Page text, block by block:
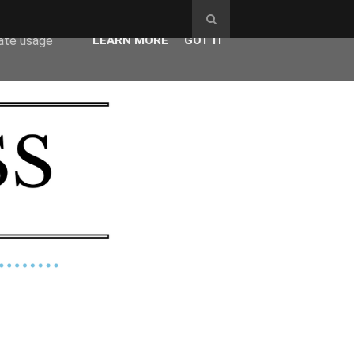
agent
usage
LEARN MORE GOT IT